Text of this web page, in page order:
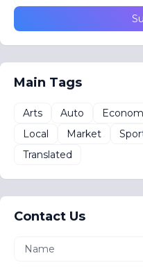
Main Tags
Arts Auto
Local
Market
Translated
Contact Us